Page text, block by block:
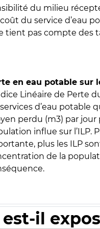
du milieu
du service d’eau
tient pas compte des
en eau potable sur
Linéaire de Perte
services d’eau potable
perdu (m3) par jour
influe sur l’ILP.
plus les ILP
de la
il